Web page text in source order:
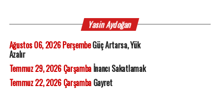
Yasin Aydoğan
Ağustos 06, 2026 PerşembeGüç Artarsa, Yük
Azalır
Temmuz 29, 2026 Çarşambaİnancı Sakatlamak
Temmuz 22, 2026 ÇarşambaGayret